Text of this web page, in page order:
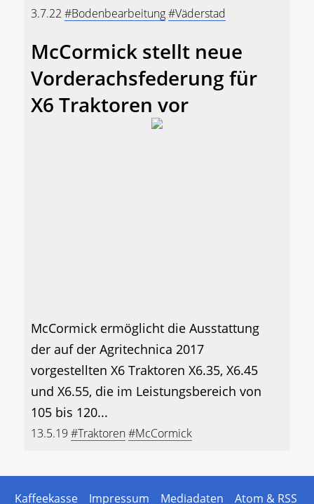
3.7.22 #Bodenbearbeitung#Väderstad
McCormick stellt neue
Vorderachsfederung für
X6 Traktoren vor
McCormick ermöglicht die Ausstattung
der auf der Agritechnica 2017
vorgestellten X6 Traktoren X6.35, X6.45
und X6.55, die im Leistungsbereich von
105 bis 120...
13.5.19 #Traktoren#McCormick
Kaffeekasse Impressum Mediadaten Atom & RSS